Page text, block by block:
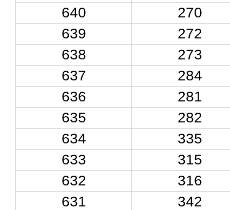
640
270
639
272
638
273
637
284
636
281
635
282
634
335
633
315
632
316
631
342